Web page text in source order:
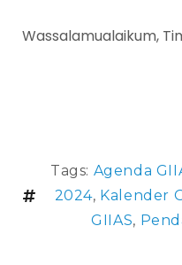
Wassalamualaikum,
Tags: Agenda
2024, Kalender
GIIAS,